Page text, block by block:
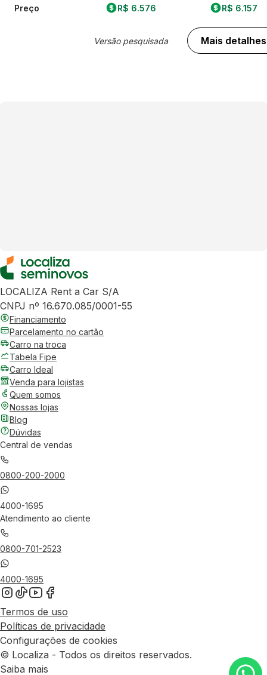
Preço R$ 6.576
Versão pesquisada
R$ 6.157
Mais detalhes
LOCALIZA Rent a Car S/A
CNPJ nº 16.670.085/0001-55
Financiamento
Parcelamento no cartão
Carro na troca
Tabela Fipe
Carro Ideal
Venda para lojistas
Quem somos
Nossas lojas
Blog
Dúvidas
Central de vendas
0800-200-2000
4000-1695
Atendimento ao cliente
0800-701-2523
4000-1695
Termos de uso
Políticas de privacidade
Configurações de cookies
© Localiza - Todos os direitos reservados.
Saiba mais